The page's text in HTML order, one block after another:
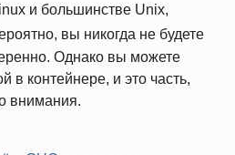
и большинстве Unix,
вы никогда не будете
Однако вы можете
в контейнере, и это часть,
внимания.